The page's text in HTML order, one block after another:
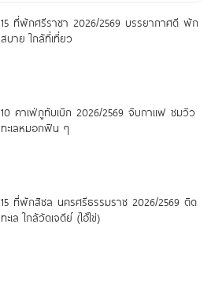
15 ที่พักศรีราชา 2026/2569 บรรยากาศดี พัก
สบาย ใกล้ที่เที่ยว
10 คาเฟ่ภูทับเบิก 2026/2569 จิบกาแฟ ชมวิว
ทะเลหมอกฟิน ๆ
15 ที่พักสิชล นครศรีธรรมราช 2026/2569 ติด
ทะเล ใกล้วัดเจดีย์ (ไอ้ไข่)